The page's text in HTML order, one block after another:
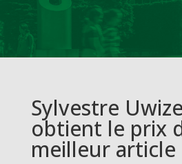
Sylvestre
obtient le prix
meilleur article